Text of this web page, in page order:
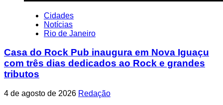
Cidades
Notícias
Rio de Janeiro
Casa do Rock Pub inaugura em Nova Iguaçu
com três dias dedicados ao Rock e grandes
tributos
4 de agosto de 2026 Redação